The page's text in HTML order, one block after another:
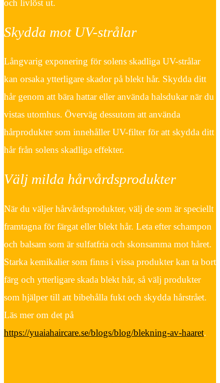
och livlöst ut.
Skydda mot UV-strålar
Långvarig exponering för solens skadliga UV-strålar
kan orsaka ytterligare skador på blekt hår. Skydda ditt
hår genom att bära hattar eller använda halsdukar när du
vistas utomhus. Överväg dessutom att använda
hårprodukter som innehåller UV-filter för att skydda ditt
hår från solens skadliga effekter.
Välj milda hårvårdsprodukter
När du väljer hårvårdsprodukter, välj de som är speciellt
framtagna för färgat eller blekt hår. Leta efter schampon
och balsam som är sulfatfria och skonsamma mot håret.
Starka kemikalier som finns i vissa produkter kan ta bort
färg och ytterligare skada blekt hår, så välj produkter
som hjälper till att bibehålla fukt och skydda hårstrået.
Läs mer om det på
https://yuaiahaircare.se/blogs/blog/blekning-av-haaret.